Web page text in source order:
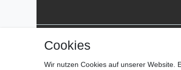
*Lieferzeit: 1-3 Werktage / 4-5 Werktage - je
Cookies
Wir nutzen Cookies auf unserer Website.